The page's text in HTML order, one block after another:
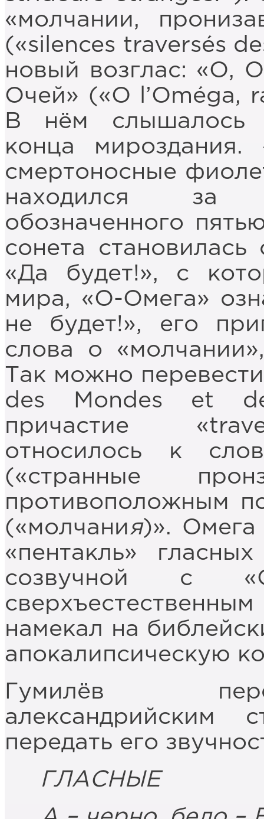
«молчании,
(«silences traversés
новый возглас: «О,
Очей» («O l’Oméga,
В нём слышалось
конца
смертоносные
находился за
обозначенного
сонета
«Да будет!», с
мира, «О-Омега»
не будет!», его
слова о
Так можно
des Mondes et
причастие
относилось к
(«странные
противоположным
(«молчания)». Омега
«пентакль»
созвучной с
намекал на
апокалипсическую
Гумилёв
александрийским
передать его
ГЛАСНЫЕ